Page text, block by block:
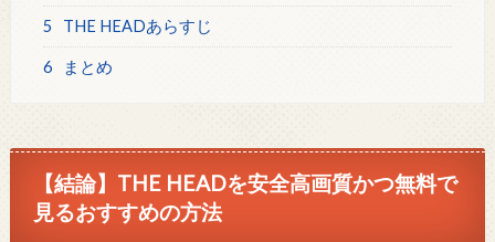
5 THE HEADあらすじ
6 まとめ
【結論】THE HEADを安全高画質かつ無料で
見るおすすめの方法